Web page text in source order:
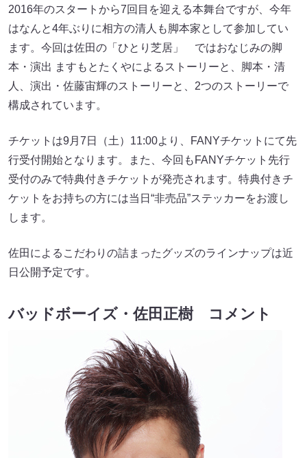
2016年のスタートから7回目を迎える本舞台ですが、今年
はなんと4年ぶりに相方の清人も脚本家として参加してい
ます。今回は佐田の「ひとり芝居」 ではおなじみの脚
本・演出 ますもとたくやによるストーリーと、脚本・清
人、演出・佐藤宙輝のストーリーと、2つのストーリーで
構成されています。
チケットは9月7日（土）11:00より、FANYチケットにて先
行受付開始となります。また、今回もFANYチケット先行
受付のみで特典付きチケットが発売されます。特典付きチ
ケットをお持ちの方には当日“非売品”ステッカーをお渡し
します。
佐田によるこだわりの詰まったグッズのラインナップは近
日公開予定です。
バッドボーイズ・佐田正樹 コメント